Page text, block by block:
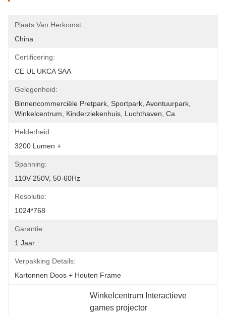
Plaats Van Herkomst:
China
Certificering:
CE UL UKCA SAA
Gelegenheid:
Binnencommerciële Pretpark, Sportpark, Avontuurpark,
Winkelcentrum, Kinderziekenhuis, Luchthaven, Ca
Helderheid:
3200 Lumen +
Spanning:
110V-250V, 50-60Hz
Resolutie:
1024*768
Garantie:
1 Jaar
Verpakking Details:
Kartonnen Doos + Houten Frame
Winkelcentrum Interactieve
games projector